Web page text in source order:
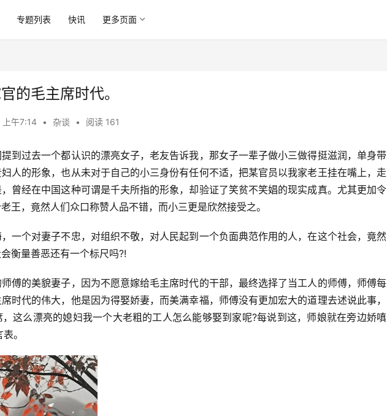
专题列表 快讯 更多页面
的毛主席时代。
午7:14 • 杂谈 • 阅读 161
到过去一个都认识的漂亮女子，老友告诉我，那女子一辈子做小三做得挺滋润，单身带
人的形象，也从未对于自己的小三身份有任何不适，把某官员以我家老王挂在嘴上，走
曾经在中国这种可谓是千夫所指的形象，却验证了笑贫不笑娼的现实成真。尤其更加令
王，竟然人们众口称赞人品不错，而小三更是欣然接受之。
一个对妻子不忠，对组织不敬，对人民起到一个负面典范作用的人，在这个社会，竟然
衡量善恶还有一个标尺吗?!
傅的美貌妻子，因为不愿意嫁给毛主席时代的干部，最终选择了当工人的师傅，师傅每
时代的伟大，他是因为得娶娇妻，而美满幸福，师傅没有更加宏大的道理去述说此事，
这么漂亮的媳妇我一个大老粗的工人怎么能够娶到家呢?每说到这，师娘就在旁边娇嗔
。